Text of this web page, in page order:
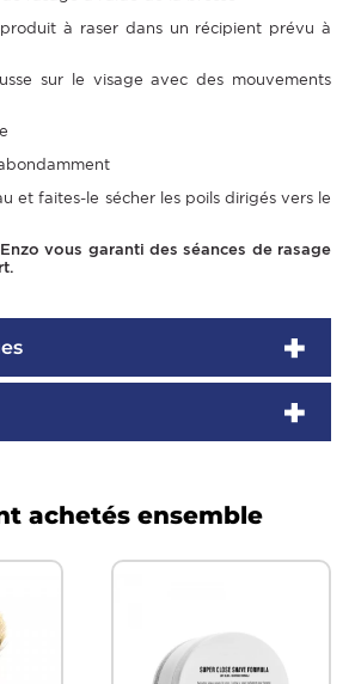
à raser dans un récipient prévu à
sur le visage avec des mouvements
et faites-le sécher les poils dirigés vers le
vous garanti des séances de rasage
achetés ensemble